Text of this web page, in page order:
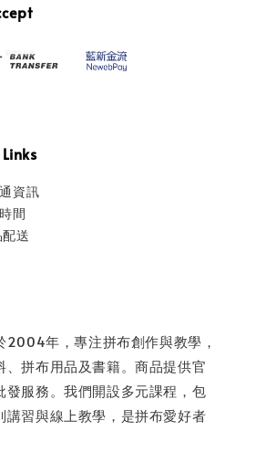
資訊
間
送
2004年，專注拼布創作與教學，
、拼布用品及書籍。商品提供官
發服務。我們開設多元課程，包
講習與線上教學，是拼布愛好者